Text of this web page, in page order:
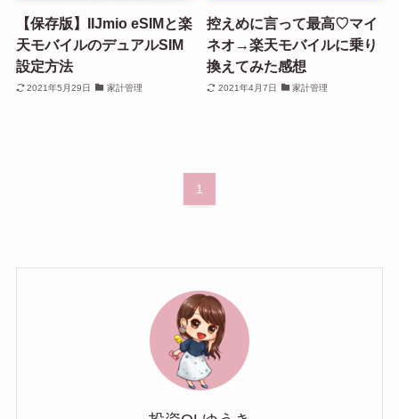
【保存版】IIJmio eSIMと楽
天モバイルのデュアルSIM
設定方法
2021年5月29日 家計管理
控えめに言って最高♡マイ
ネオ→楽天モバイルに乗り
換えてみた感想
2021年4月7日 家計管理
1